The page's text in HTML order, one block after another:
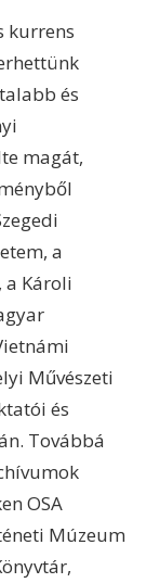
kurrens
és
magát,
a
a Károli
Művészeti
és
Továbbá
OSA
Múzeum